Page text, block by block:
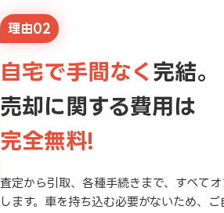
理由02
自宅で手間なく 完結。
売却に関する費用は
完全無料!
査定から引取、各種手続きまで、すべて
します。車を持ち込む必要がないため、